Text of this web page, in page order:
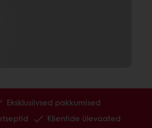
Eksklusiivsed pakkumised
Klientide ülevaated